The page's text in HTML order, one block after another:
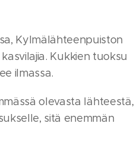
Kylmälähteenpuiston
Kukkien tuoksu
ilmassa.
olevasta lähteestä,
sitä enemmän